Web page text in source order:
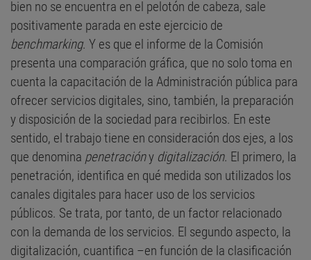
bien no se encuentra en el pelotón de cabeza, sale
positivamente parada en este ejercicio de
benchmarking. Y es que el informe de la Comisión
presenta una comparación gráfica, que no solo toma en
cuenta la capacitación de la Administración pública para
ofrecer servicios digitales, sino, también, la preparación
y disposición de la sociedad para recibirlos. En este
sentido, el trabajo tiene en consideración dos ejes, a los
que denomina penetracióny digitalización. El primero, la
penetración, identifica en qué medida son utilizados los
canales digitales para hacer uso de los servicios
públicos. Se trata, por tanto, de un factor relacionado
con la demanda de los servicios. El segundo aspecto, la
digitalización, cuantifica –en función de la clasificación